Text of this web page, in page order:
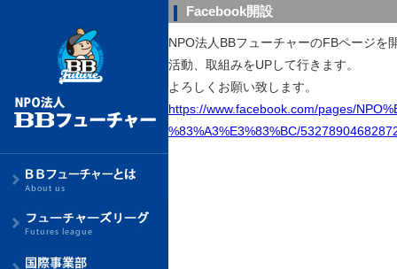
Facebook開設
NPO法人BBフューチャーのFBページを
活動、取組みをUPして行きます。
よろしくお願い致します。
https://www.facebook.com/pages/
%83%A3%E3%83%BC/